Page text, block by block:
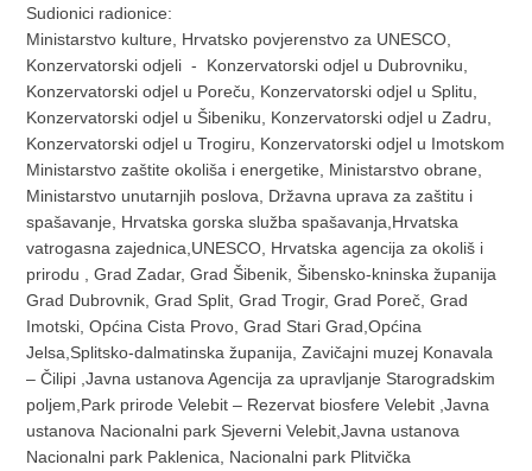
Sudionici radionice:
Ministarstvo kulture, Hrvatsko povjerenstvo za UNESCO,
Konzervatorski odjeli - Konzervatorski odjel u Dubrovniku,
Konzervatorski odjel u Poreču, Konzervatorski odjel u Splitu,
Konzervatorski odjel u Šibeniku, Konzervatorski odjel u Zadru,
Konzervatorski odjel u Trogiru, Konzervatorski odjel u Imotskom
Ministarstvo zaštite okoliša i energetike, Ministarstvo obrane,
Ministarstvo unutarnjih poslova, Državna uprava za zaštitu i
spašavanje, Hrvatska gorska služba spašavanja,Hrvatska
vatrogasna zajednica,UNESCO, Hrvatska agencija za okoliš i
prirodu , Grad Zadar, Grad Šibenik, Šibensko-kninska županija
Grad Dubrovnik, Grad Split, Grad Trogir, Grad Poreč, Grad
Imotski, Općina Cista Provo, Grad Stari Grad,Općina
Jelsa,Splitsko-dalmatinska županija, Zavičajni muzej Konavala
– Čilipi ,Javna ustanova Agencija za upravljanje Starogradskim
poljem,Park prirode Velebit – Rezervat biosfere Velebit ,Javna
ustanova Nacionalni park Sjeverni Velebit,Javna ustanova
Nacionalni park Paklenica, Nacionalni park Plitvička